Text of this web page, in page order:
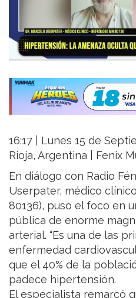
16:17 | Lunes 15 de
Rioja, Argentina | Fenix
En diálogo con Radio
Userpater, médico
80136), puso el foco en
pública de enorme
arterial. “Es una de las
enfermedad
que el 40% de la
padece hipertensión.
El especialista remarcó